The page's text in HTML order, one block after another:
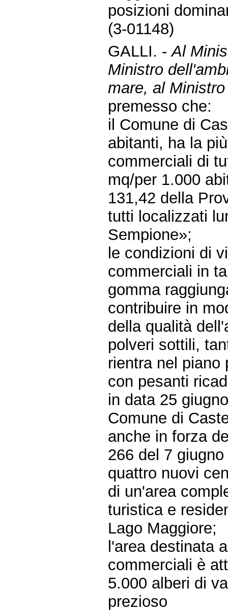
posizioni
(3-01148)
GALLI. -Al
Ministro
mare, al
premesso che:
il Comune di
abitanti, ha la
commerciali di
mq/per 1.000
131,42 della
tutti localizzati
Sempione»;
le condizioni di
commerciali in
gomma
contribuire in
della qualità
polveri sottili,
rientra nel piano
con pesanti
in data 25
Comune di
anche in forza
266 del 7
quattro nuovi
di un'area
turistica e
Lago Maggiore;
l'area destinata
commerciali è
5.000 alberi di
prezioso